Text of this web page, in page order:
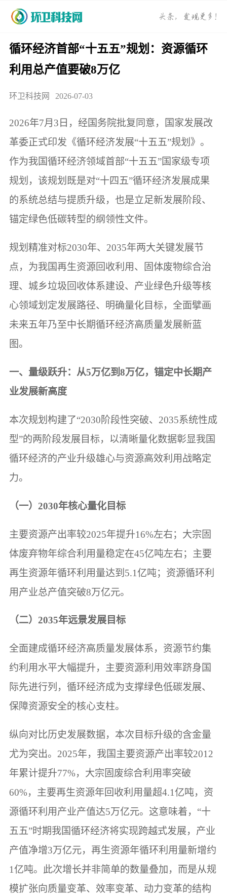
循环经济首部“十五五”规划：资源循环
利用总产值要破8万亿
环卫科技网 2026-07-03
2026年7月3日，经国务院批复同意，国家发展改
革委正式印发《循环经济发展“十五五”规划》。
作为我国循环经济领域首部“十五五”国家级专项
规划，该规划既是对“十四五”循环经济发展成果
的系统总结与提质升级，也是立足新发展阶段、
锚定绿色低碳转型的纲领性文件。
规划精准对标2030年、2035年两大关键发展节
点，为我国再生资源回收利用、固体废物综合治
理、城乡垃圾回收体系建设、产业绿色升级等核
心领域划定发展路径、明确量化目标，全面擘画
未来五年乃至中长期循环经济高质量发展新蓝
图。
一、量级跃升：从5万亿到8万亿，锚定中长期产
业发展新高度
本次规划构建了“2030阶段性突破、2035系统性成
型”的两阶段发展目标，以清晰量化数据彰显我国
循环经济的产业升级雄心与资源高效利用战略定
力。
（一）2030年核心量化目标
主要资源产出率较2025年提升16%左右；大宗固
体废弃物年综合利用量稳定在45亿吨左右；主要
再生资源年循环利用量达到5.1亿吨；资源循环利
用产业总产值突破8万亿元。
（二）2035年远景发展目标
全面建成循环经济高质量发展体系，资源节约集
约利用水平大幅提升，主要资源利用效率跻身国
际先进行列，循环经济成为支撑绿色低碳发展、
保障资源安全的核心支柱。
纵向对比历史发展数据，本次目标升级的含金量
尤为突出。2025年，我国主要资源产出率较2012
年累计提升77%，大宗固废综合利用率突破
60%，主要再生资源年回收利用量超4.1亿吨，资
源循环利用产业产值达5万亿元。这意味着，“十
五五”时期我国循环经济将实现跨越式发展，产业
产值净增3万亿元，再生资源年循环利用量新增约
1亿吨。此次增长并非简单的数量叠加，而是从规
模扩张向质量变革、效率变革、动力变革的结构